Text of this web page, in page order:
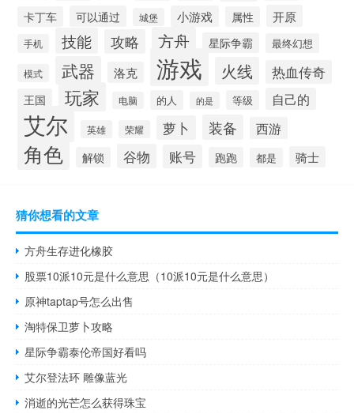
卡丁车
可以通过 城堡 小游戏 属性 开原
手机 技能 攻略 方舟 星际争霸 最终幻想
模式 武器 洛克 游戏 火线 热血传奇
王国 玩家 电脑 的人 的是 等级 自己的
艾尔 英雄 荣耀 萝卜 装备 西游
角色 解锁 谷物 账号 跑跑 都是 骑士
猜你想看的文章
方舟生存进化橡胶
股票10派10元是什么意思（10派10元是什么意思）
原神taptap号怎么出售
淘特保卫萝卜攻略
星际争霸泰伦帝国好看吗
艾尔登法环 雕像蓝光
消逝的光芒怎么获得珠宝